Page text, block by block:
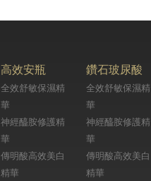
高效安瓶
全效舒敏保濕精
華
神經醯胺修護精
華
傳明酸高效美白
精華
鑽石玻尿酸
全效舒敏保濕精
華
神經醯胺修護精
華
傳明酸高效美白
精華